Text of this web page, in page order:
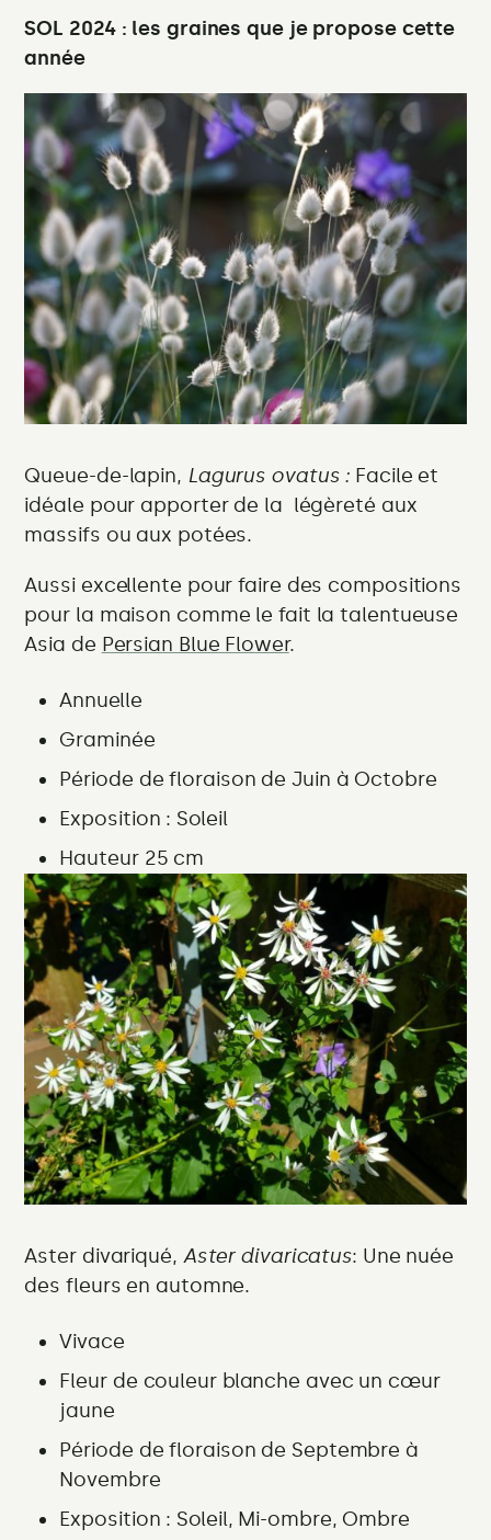
SOL 2024 : les graines que je propose cette
année
Queue-de-lapin, Lagurus ovatus : Facile et
idéale pour apporter de la légèreté aux
massifs ou aux potées.
Aussi excellente pour faire des compositions
pour la maison comme le fait la talentueuse
Asia de Persian Blue Flower.
Annuelle
Graminée
Période de floraison de Juin à Octobre
Exposition : Soleil
Hauteur 25 cm
Aster divariqué, Aster divaricatus: Une nuée
des fleurs en automne.
Vivace
Fleur de couleur blanche avec un cœur
jaune
Période de floraison de Septembre à
Novembre
Exposition : Soleil, Mi-ombre, Ombre